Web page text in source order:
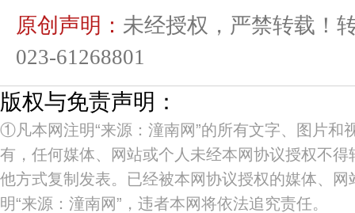
原创声明： 未经授权，严禁转载！
023-61268801
版权与免责声明：
①凡本网注明“来源：潼南网”的所有文字、图片和
有，任何媒体、网站或个人未经本网协议授权不
他方式复制发表。已经被本网协议授权的媒体、
明“来源：潼南网”，违者本网将依法追究责任。